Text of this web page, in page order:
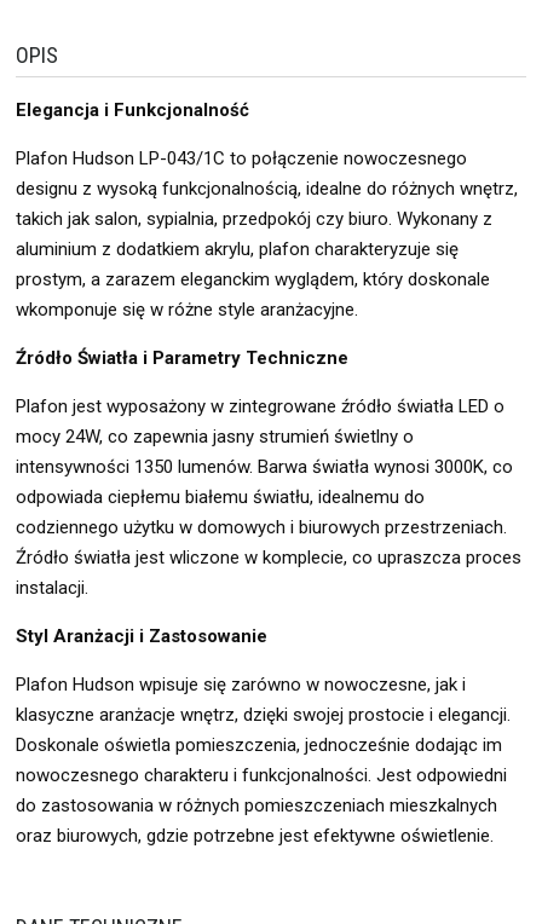
OPIS
Elegancja i Funkcjonalność
Plafon Hudson LP-043/1C to połączenie nowoczesnego
designu z wysoką funkcjonalnością, idealne do różnych wnętrz,
takich jak salon, sypialnia, przedpokój czy biuro. Wykonany z
aluminium z dodatkiem akrylu, plafon charakteryzuje się
prostym, a zarazem eleganckim wyglądem, który doskonale
wkomponuje się w różne style aranżacyjne.
Źródło Światła i Parametry Techniczne
Plafon jest wyposażony w zintegrowane źródło światła LED o
mocy 24W, co zapewnia jasny strumień świetlny o
intensywności 1350 lumenów. Barwa światła wynosi 3000K, co
odpowiada ciepłemu białemu światłu, idealnemu do
codziennego użytku w domowych i biurowych przestrzeniach.
Źródło światła jest wliczone w komplecie, co upraszcza proces
instalacji.
Styl Aranżacji i Zastosowanie
Plafon Hudson wpisuje się zarówno w nowoczesne, jak i
klasyczne aranżacje wnętrz, dzięki swojej prostocie i elegancji.
Doskonale oświetla pomieszczenia, jednocześnie dodając im
nowoczesnego charakteru i funkcjonalności. Jest odpowiedni
do zastosowania w różnych pomieszczeniach mieszkalnych
oraz biurowych, gdzie potrzebne jest efektywne oświetlenie.